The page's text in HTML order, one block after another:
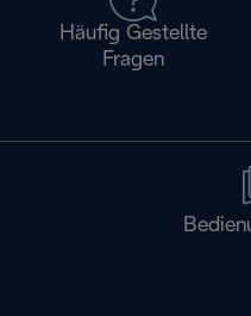
Häufig Gestellte
Fragen